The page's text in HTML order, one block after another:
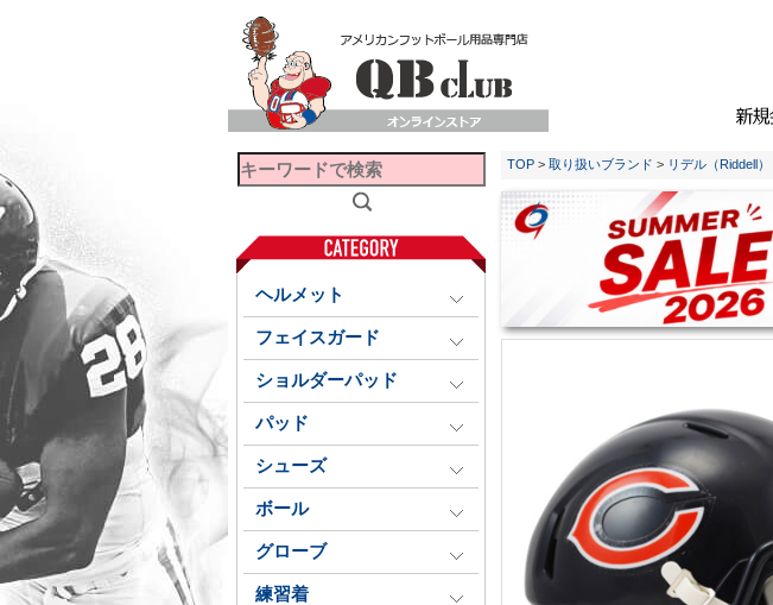
ヘルメット
フェイスガード
ショルダーパッド
パッド
シューズ
ボール
グローブ
練習着
TOP > 取り扱いブランド > リデル（Riddell）